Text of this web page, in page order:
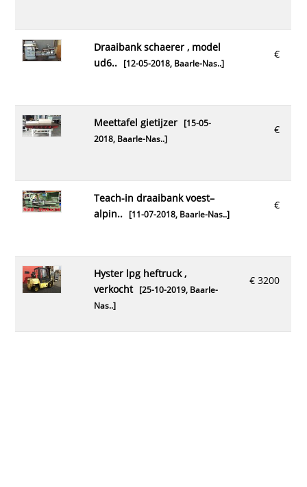
€
draaibank schaerer , model
ud6..[12-05-2018, Baarle-Nas..]
€
meettafel gietijzer[15-05-
2018, Baarle-Nas..]
€
teach-in draaibank voest–
alpin..[11-07-2018, Baarle-Nas..]
€ 3200
hyster lpg heftruck ,
verkocht[25-10-2019, Baarle-
Nas..]